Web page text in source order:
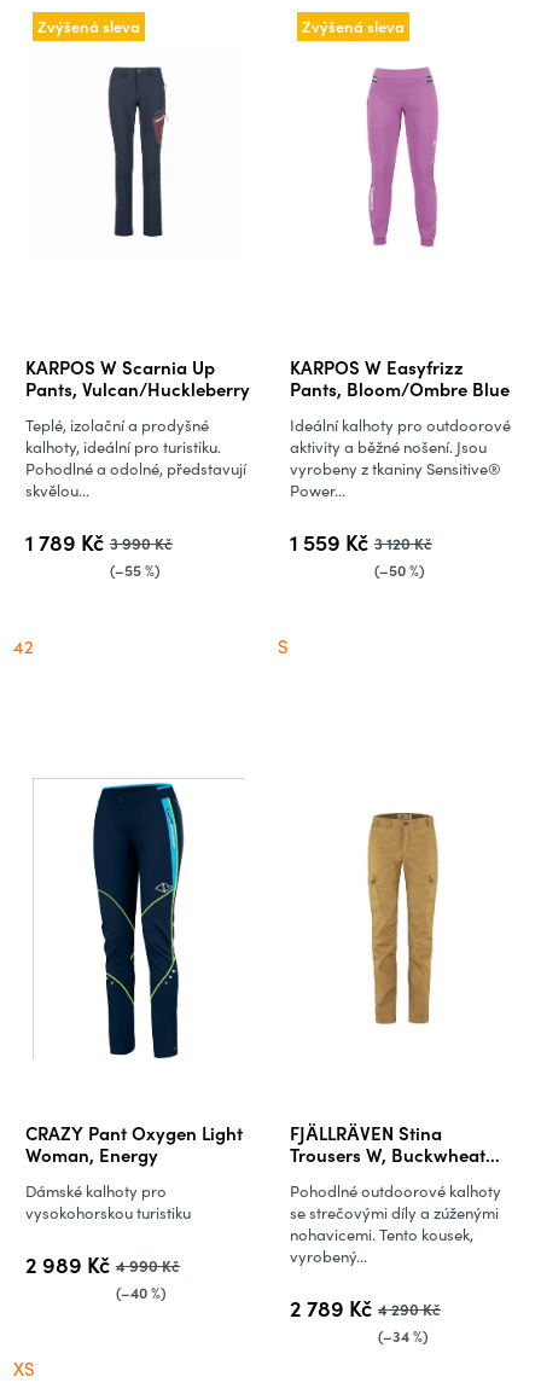
Zvýšená sleva
KARPOS W Scarnia Up
Pants, Vulcan/Huckleberry
1 789 Kč 3 990 Kč
(–55 %)
Teplé, izolační a prodyšné
kalhoty, ideální pro turistiku.
Pohodlné a odolné, představují
skvělou...
42
Zvýšená sleva
KARPOS W Easyfrizz
Pants, Bloom/Ombre Blue
1 559 Kč 3 120 Kč
(–50 %)
Ideální kalhoty pro outdoorové
aktivity a běžné nošení. Jsou
vyrobeny z tkaniny Sensitive®
Power...
S
CRAZY Pant Oxygen Light
Woman, Energy
2 989 Kč 4 990 Kč
(–40 %)
Dámské kalhoty pro
vysokohorskou turistiku
XS
FJÄLLRÄVEN Stina
Trousers W, Buckwheat
2 789 Kč 4 290 Kč
(–34 %)
Pohodlné outdoorové kalhoty
se strečovými díly a zúženými
nohavicemi. Tento kousek,
vyrobený...